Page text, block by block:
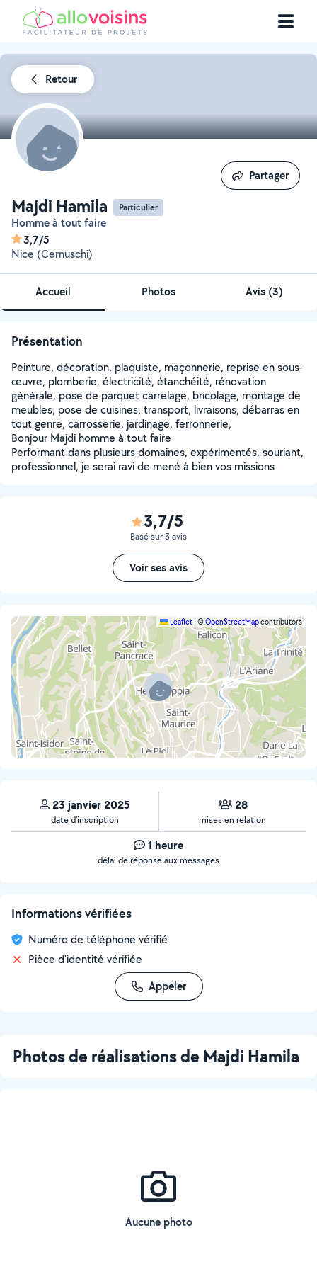
Retour
Majdi Hamila Particulier
Homme à tout faire
3,7/5
Nice (Cernuschi)
Partager
Partager
Accueil Photos Avis (3)
Présentation
Peinture, décoration, plaquiste, maçonnerie, reprise en sous-
œuvre, plomberie, électricité, étanchéité, rénovation
générale, pose de parquet carrelage, bricolage, montage de
meubles, pose de cuisines, transport, livraisons, débarras en
tout genre, carrosserie, jardinage, ferronnerie,
Bonjour Majdi homme à tout faire
Performant dans plusieurs domaines, expérimentés, souriant,
professionnel, je serai ravi de mené à bien vos missions
3,7/5
Basé sur 3 avis
Voir ses avis
Leaflet|©OpenStreetMapcontributors
23 janvier 2025
date d’inscription
28
mises en relation
1 heure
délai de réponse aux messages
Informations vérifiées
Numéro de téléphone vérifié
Pièce d'identité vérifiée
Appeler
Photos de réalisations de Majdi Hamila
Aucune photo